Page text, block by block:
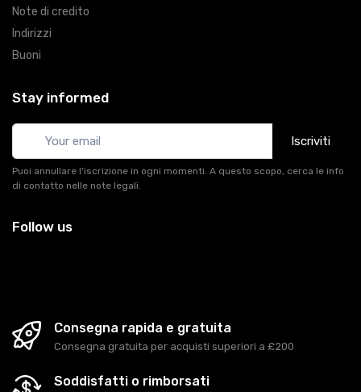
Note di credito
Indirizzi
Buoni
Stay informed
Iscriviti
Puoi annullare l'iscrizione in ogni momenti. A questo scopo, cerca le info
di contatto nelle note legali.
Follow us
Consegna rapida e gratuita
Consegna gratuita per acquisti superiori a £200
Soddisfatti o rimborsati